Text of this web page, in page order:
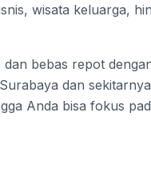
wisata keluarga,
bebas repot
dan
Anda bisa fokus